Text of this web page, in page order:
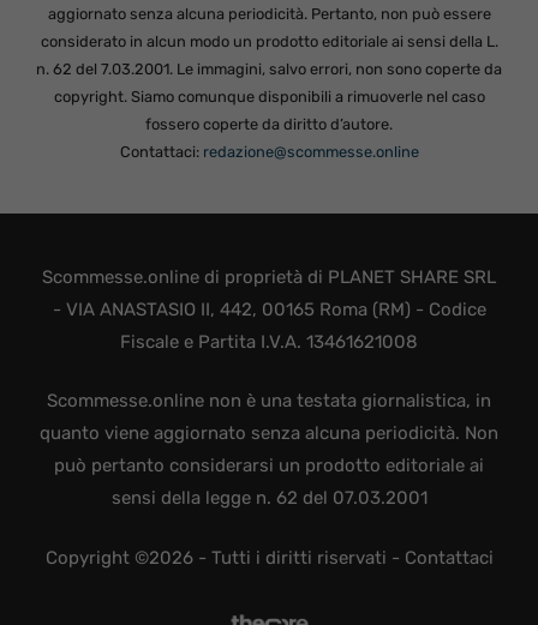
aggiornato senza alcuna periodicità. Pertanto, non può essere
considerato in alcun modo un prodotto editoriale ai sensi della L.
n. 62 del 7.03.2001. Le immagini, salvo errori, non sono coperte da
copyright. Siamo comunque disponibili a rimuoverle nel caso
fossero coperte da diritto d’autore.
Contattaci: redazione@scommesse.online
Scommesse.online di proprietà di PLANET SHARE SRL
- VIA ANASTASIO II, 442, 00165 Roma (RM) - Codice
Fiscale e Partita I.V.A. 13461621008
Scommesse.online non è una testata giornalistica, in
quanto viene aggiornato senza alcuna periodicità. Non
può pertanto considerarsi un prodotto editoriale ai
sensi della legge n. 62 del 07.03.2001
Copyright ©2026 - Tutti i diritti riservati - Contattaci